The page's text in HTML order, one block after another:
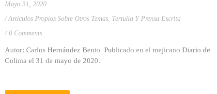
Mayo 31, 2020
Artículos Propios Sobre Otros Temas, Tertulia Y Prensa Escrita
0 Comments
Autor: Carlos Hernández Bento Publicado en el mejicano Diario de
Colima el 31 de mayo de 2020.